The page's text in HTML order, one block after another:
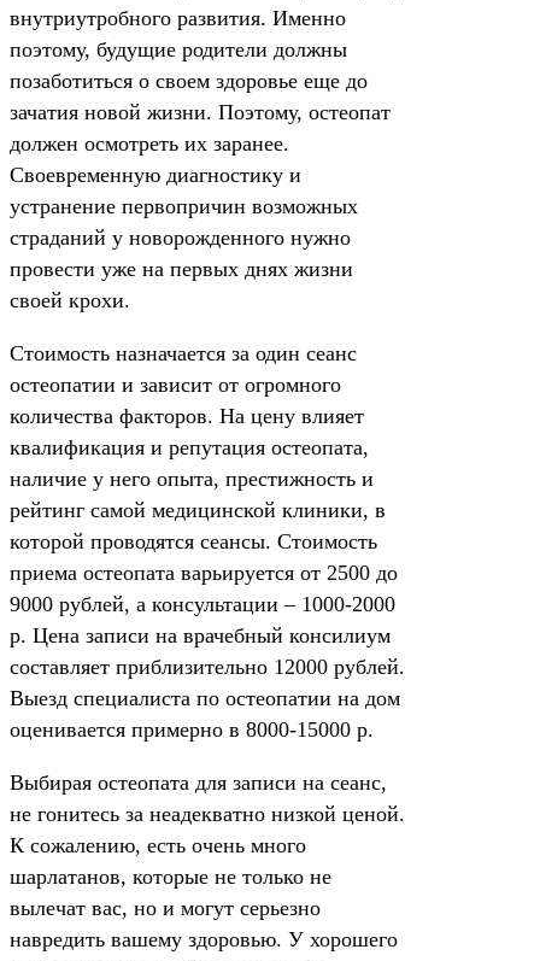
внутриутробного развития. Именно
поэтому, будущие родители должны
позаботиться о своем здоровье еще до
зачатия новой жизни. Поэтому, остеопат
должен осмотреть их заранее.
Своевременную диагностику и
устранение первопричин возможных
страданий у новорожденного нужно
провести уже на первых днях жизни
своей крохи.
Стоимость назначается за один сеанс
остеопатии и зависит от огромного
количества факторов. На цену влияет
квалификация и репутация остеопата,
наличие у него опыта, престижность и
рейтинг самой медицинской клиники, в
которой проводятся сеансы. Стоимость
приема остеопата варьируется от 2500 до
9000 рублей, а консультации – 1000-2000
р. Цена записи на врачебный консилиум
составляет приблизительно 12000 рублей.
Выезд специалиста по остеопатии на дом
оценивается примерно в 8000-15000 р.
Выбирая остеопата для записи на сеанс,
не гонитесь за неадекватно низкой ценой.
К сожалению, есть очень много
шарлатанов, которые не только не
вылечат вас, но и могут серьезно
навредить вашему здоровью. У хорошего